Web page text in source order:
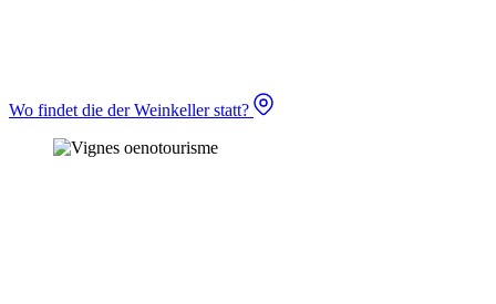
Wo findet die der Weinkeller statt?